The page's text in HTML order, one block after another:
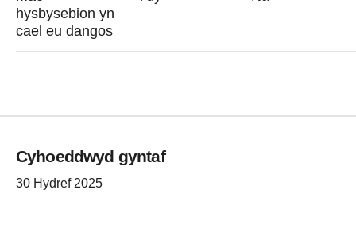
hysbysebion yn
cael eu dangos
Cyhoeddwyd gyntaf
30 Hydref 2025